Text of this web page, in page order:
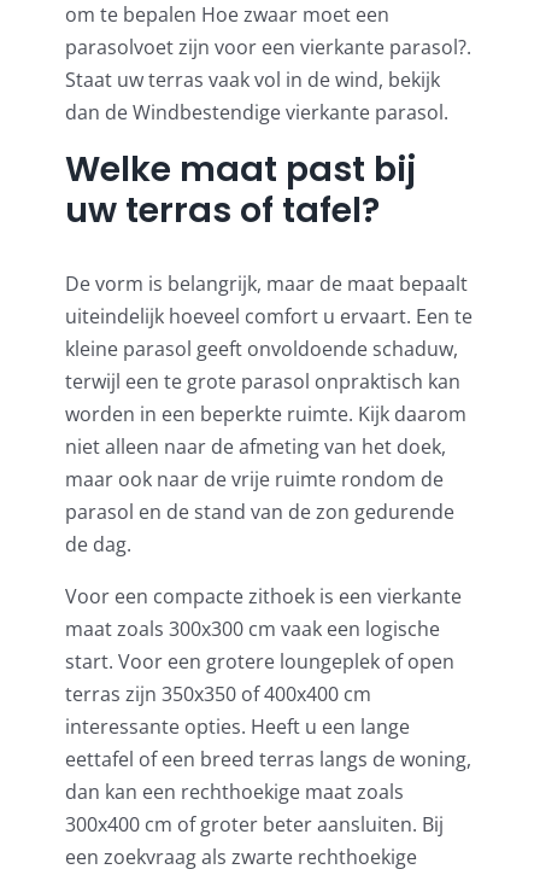
om te bepalen Hoe zwaar moet een
parasolvoet zijn voor een vierkante parasol?.
Staat uw terras vaak vol in de wind, bekijk
dan deWindbestendige vierkante parasol.
Welke maat past bij
uw terras of tafel?
De vorm is belangrijk, maar de maat bepaalt
uiteindelijk hoeveel comfort u ervaart. Een te
kleine parasol geeft onvoldoende schaduw,
terwijl een te grote parasol onpraktisch kan
worden in een beperkte ruimte. Kijk daarom
niet alleen naar de afmeting van het doek,
maar ook naar de vrije ruimte rondom de
parasol en de stand van de zon gedurende
de dag.
Voor een compacte zithoek is een vierkante
maat zoals 300x300 cm vaak een logische
start. Voor een grotere loungeplek of open
terras zijn 350x350 of 400x400 cm
interessante opties. Heeft u een lange
eettafel of een breed terras langs de woning,
dan kan een rechthoekige maat zoals
300x400 cm of groter beter aansluiten. Bij
een zoekvraag als zwarte rechthoekige